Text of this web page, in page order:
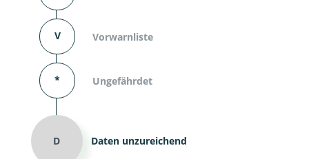
V Vorwarnliste
* Ungefährdet
D Daten unzureichend